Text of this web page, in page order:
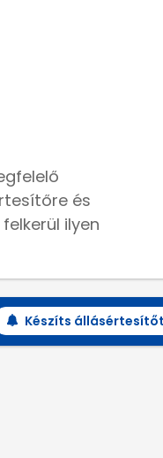
és
ilyen
Készíts